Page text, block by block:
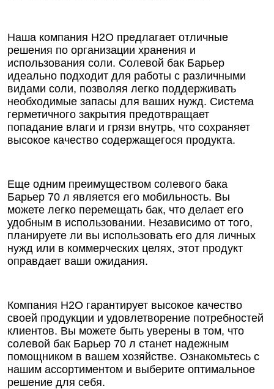
Наша компания Н2О предлагает отличные
решения по организации хранения и
использования соли. Солевой бак Барьер
идеально подходит для работы с различными
видами соли, позволяя легко поддерживать
необходимые запасы для ваших нужд. Система
герметичного закрытия предотвращает
попадание влаги и грязи внутрь, что сохраняет
высокое качество содержащегося продукта.
Еще одним преимуществом солевого бака
Барьер 70 л является его мобильность. Вы
можете легко перемещать бак, что делает его
удобным в использовании. Независимо от того,
планируете ли вы использовать его для личных
нужд или в коммерческих целях, этот продукт
оправдает ваши ожидания.
Компания Н2О гарантирует высокое качество
своей продукции и удовлетворение потребностей
клиентов. Вы можете быть уверены в том, что
солевой бак Барьер 70 л станет надежным
помощником в вашем хозяйстве. Ознакомьтесь с
нашим ассортиментом и выберите оптимальное
решение для себя.